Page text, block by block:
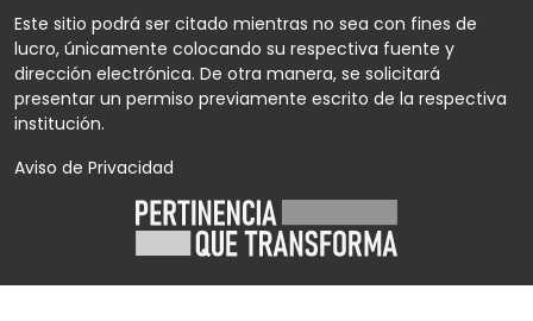
Este sitio podrá ser citado mientras no sea con fines de
lucro, únicamente colocando su respectiva fuente y
dirección electrónica. De otra manera, se solicitará
presentar un permiso previamente escrito de la respectiva
institución.
Aviso de Privacidad